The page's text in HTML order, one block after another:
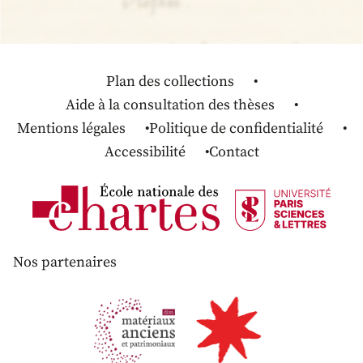
Plan des collections
Aide à la consultation des thèses
Mentions légales
Politique de confidentialité
Accessibilité
Contact
Nos partenaires